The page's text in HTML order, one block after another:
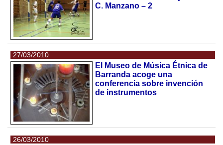
C. Manzano – 2
27/03/2010
El Museo de Música Étnica de
Barranda acoge una
conferencia sobre invención
de instrumentos
26/03/2010